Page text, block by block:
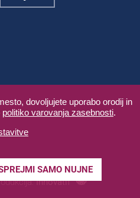
dovoljujete uporabo orodij in
politiko varovanja zasebnosti.
SAMO NUJNE
Innovatif